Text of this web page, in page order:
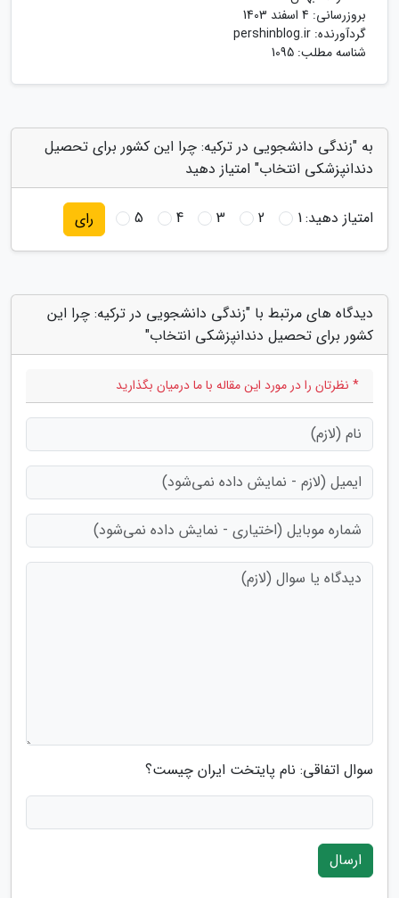
بروزرسانی: 4 اسفند 1403
گردآورنده: pershinblog.ir
شناسه مطلب: 1095
به "زندگی دانشجویی در ترکیه: چرا این کشور برای تحصیل
دندانپزشکی انتخاب" امتیاز دهید
امتیاز دهید:1
2
3
4
5 رای
دیدگاه های مرتبط با "زندگی دانشجویی در ترکیه: چرا این
کشور برای تحصیل دندانپزشکی انتخاب"
* نظرتان را در مورد این مقاله با ما درمیان بگذارید
سوال اتفاقی: نام پایتخت ایران چیست؟
ارسال